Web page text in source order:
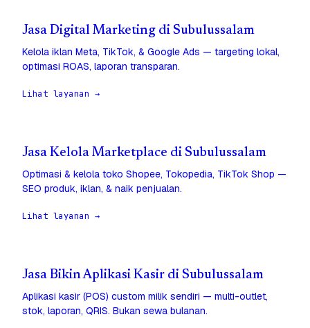
Jasa Digital Marketing di Subulussalam
Kelola iklan Meta, TikTok, & Google Ads — targeting lokal,
optimasi ROAS, laporan transparan.
Lihat layanan →
Jasa Kelola Marketplace di Subulussalam
Optimasi & kelola toko Shopee, Tokopedia, TikTok Shop —
SEO produk, iklan, & naik penjualan.
Lihat layanan →
Jasa Bikin Aplikasi Kasir di Subulussalam
Aplikasi kasir (POS) custom milik sendiri — multi-outlet,
stok, laporan, QRIS. Bukan sewa bulanan.